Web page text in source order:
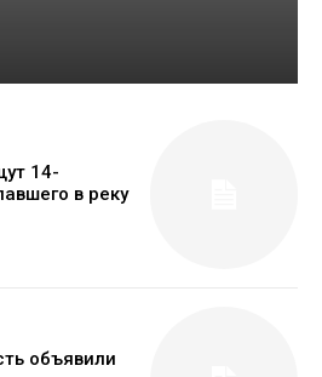
14-
в реку
объявили